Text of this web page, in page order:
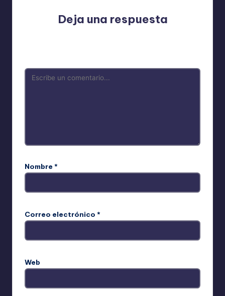
Deja una respuesta
Nombre *
Correo electrónico *
Web